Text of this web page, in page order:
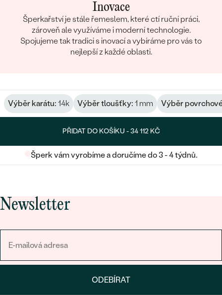
Inovace
Šperkařství je stále řemeslem, které ctí ruční práci,
zároveň ale využíváme i moderní technologie.
Spojujeme tak tradici s inovací a vybíráme pro vás to
nejlepší z každé oblasti.
Výběr karátu: 14k Výběr tloušťky: 1 mm Výběr
PŘIDAT DO KOŠÍKU -34 112 KČ
Šperk vám vyrobíme a doručíme do 3 - 4 týdnů.
Newsletter
ODEBÍRAT